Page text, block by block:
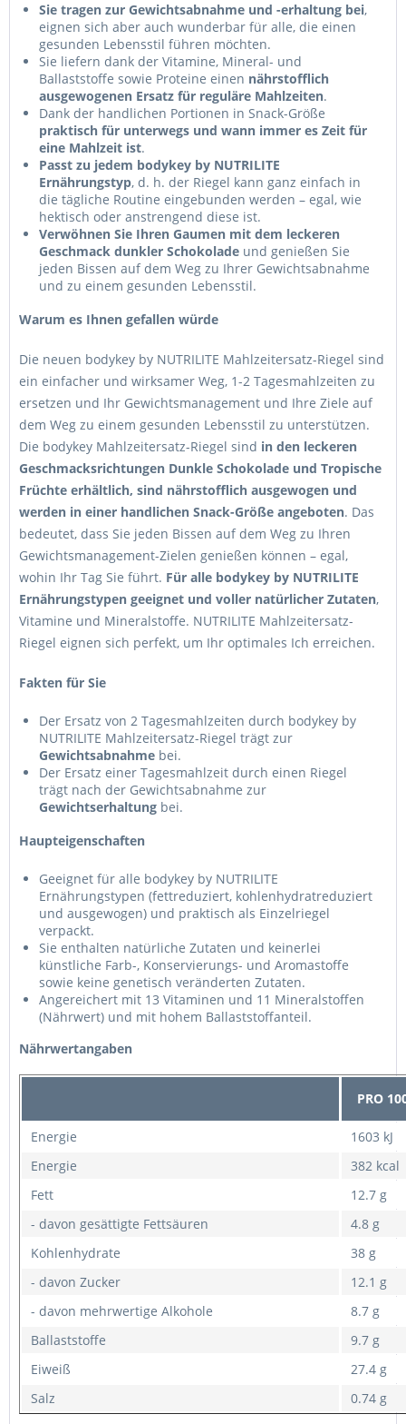
Sie tragen zur Gewichtsabnahme und -erhaltung bei,
eignen sich aber auch wunderbar für alle, die einen
gesunden Lebensstil führen möchten.
Sie liefern dank der Vitamine, Mineral- und
Ballaststoffe sowie Proteine einen nährstofflich
ausgewogenen Ersatz für reguläre Mahlzeiten.
Dank der handlichen Portionen in Snack-Größe
praktisch für unterwegs und wann immer es Zeit für
eine Mahlzeit ist.
Passt zu jedem bodykey by NUTRILITE
Ernährungstyp, d. h. der Riegel kann ganz einfach in
die tägliche Routine eingebunden werden – egal, wie
hektisch oder anstrengend diese ist.
Verwöhnen Sie Ihren Gaumen mit dem leckeren
Geschmack dunkler Schokolade und genießen Sie
jeden Bissen auf dem Weg zu Ihrer Gewichtsabnahme
und zu einem gesunden Lebensstil.
Warum es Ihnen gefallen würde
Die neuen bodykey by NUTRILITE Mahlzeitersatz-Riegel sind
ein einfacher und wirksamer Weg, 1-2 Tagesmahlzeiten zu
ersetzen und Ihr Gewichtsmanagement und Ihre Ziele auf
dem Weg zu einem gesunden Lebensstil zu unterstützen.
Die bodykey Mahlzeitersatz-Riegel sind in den leckeren
Geschmacksrichtungen Dunkle Schokolade und Tropische
Früchte erhältlich, sind nährstofflich ausgewogen und
werden in einer handlichen Snack-Größe angeboten. Das
bedeutet, dass Sie jeden Bissen auf dem Weg zu Ihren
Gewichtsmanagement-Zielen genießen können – egal,
wohin Ihr Tag Sie führt. Für alle bodykey by NUTRILITE
Ernährungstypen geeignet und voller natürlicher Zutaten,
Vitamine und Mineralstoffe. NUTRILITE Mahlzeitersatz-
Riegel eignen sich perfekt, um Ihr optimales Ich erreichen.
Fakten für Sie
Der Ersatz von 2 Tagesmahlzeiten durch bodykey by
NUTRILITE Mahlzeitersatz-Riegel trägt zur
Gewichtsabnahme bei.
Der Ersatz einer Tagesmahlzeit durch einen Riegel
trägt nach der Gewichtsabnahme zur
Gewichtserhaltung bei.
Haupteigenschaften
Geeignet für alle bodykey by NUTRILITE
Ernährungstypen (fettreduziert, kohlenhydratreduziert
und ausgewogen) und praktisch als Einzelriegel
verpackt.
Sie enthalten natürliche Zutaten und keinerlei
künstliche Farb-, Konservierungs- und Aromastoffe
sowie keine genetisch veränderten Zutaten.
Angereichert mit 13 Vitaminen und 11 Mineralstoffen
(Nährwert) und mit hohem Ballaststoffanteil.
Nährwertangaben
PRO
Energie
1603 kJ
Energie
382 kcal
Fett
12.7 g
- davon gesättigte Fettsäuren
4.8 g
Kohlenhydrate
38 g
- davon Zucker
12.1 g
- davon mehrwertige Alkohole
8.7 g
Ballaststoffe
9.7 g
Eiweiß
27.4 g
Salz
0.74 g